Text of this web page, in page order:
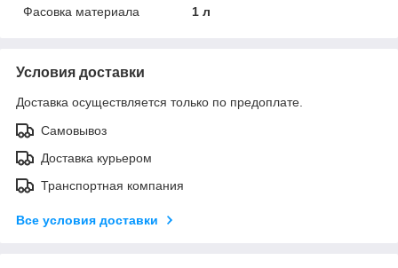
Фасовка материала
1 л
Условия доставки
Доставка осуществляется только по предоплате.
Самовывоз
Доставка курьером
Транспортная компания
Все условия доставки